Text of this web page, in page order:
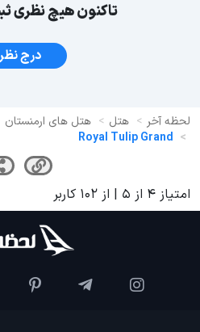
تاکنون هیچ نظری
درج
لحظه آخر هتل هتل های ارمنستان
Royal Tulip Grand
امتیاز 4 از 5 | از 102 کاربر